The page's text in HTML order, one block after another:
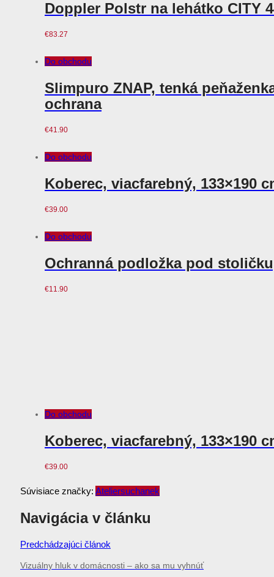
Doppler Polstr na lehátko CITY
€83.27
Do obchodu
Slimpuro ZNAP, tenká
ochrana
€41.90
Do obchodu
Koberec, viacfarebný, 133×190
€39.00
Do obchodu
Ochranná podložka pod
€11.90
Do obchodu
Koberec, viacfarebný, 133×190
€39.00
Súvisiace značky: Ateliersuchanek
Navigácia v článku
Predchádzajúci článok
Vizuálny hluk v domácnosti – ako sa mu vyhnúť